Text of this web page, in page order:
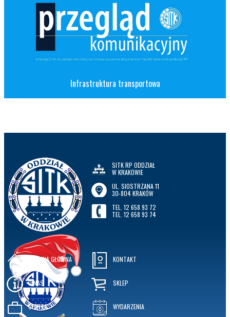
Infrastruktura transportowa
SITK RP ODDZIAŁ
W KRAKOWIE
UL. SIOSTRZANA 11
30-804 KRAKÓW
TEL. 12 658 93 72
TEL. 12 658 93 74
STRONA GŁÓWNA
O NAS
OFERTA
KONTAKT
SKLEP
WYDARZENIA